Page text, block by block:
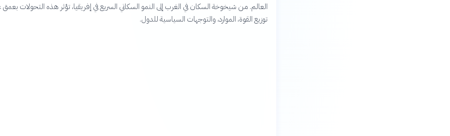
العالم. من شيخوخة السكان في الغرب إلى النمو السكاني السريع في إفريقيا، تؤثر هذه التحولات
توزيع القوة، الموارد، والتوجهات السياسية للدول.